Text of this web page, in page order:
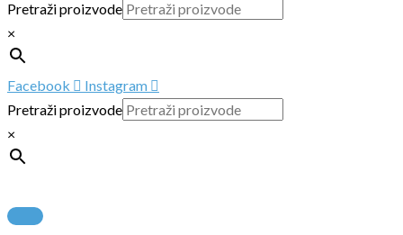
Pretraži proizvode
×
Facebook
Instagram
Pretraži proizvode
×